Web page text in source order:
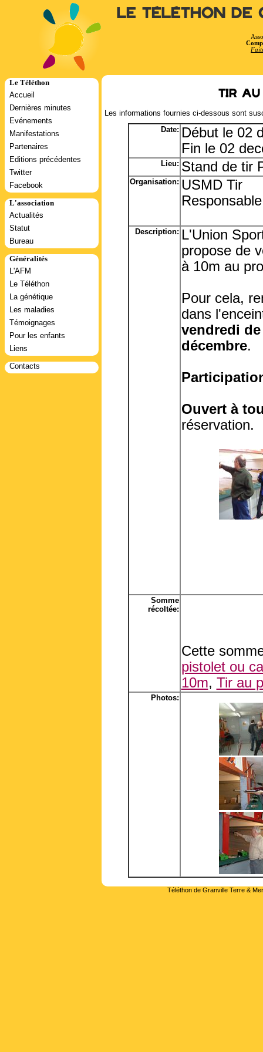
Le Téléthon de
Le Téléthon
Accueil
Dernières minutes
Evénements
Manifestations
Partenaires
Editions précédentes
Twitter
Facebook
L'association
Actualités
Statut
Bureau
Généralités
L'AFM
Le Téléthon
La génétique
Les maladies
Témoignages
Pour les enfants
Liens
Contacts
Tir au
Les informations fournies ci-dessous sont
Date: Début le 02
Fin le 02
Lieu: Stand de tir
Organisation: USMD Tir
Description: L'Union
propose de
à 10m au
Pour cela,
dans
vendredi de
décembre.
Ouvert à
réservation.
Somme
récoltée:
Cette
pistolet ou
10m, Tir au
Photos:
Téléthon de Granville Terre &